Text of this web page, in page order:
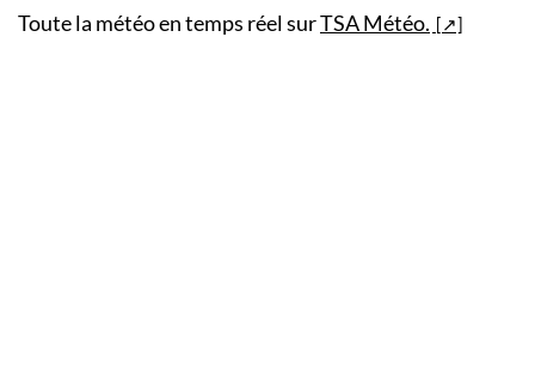
Toute la météo en temps réel surTSA Météo.